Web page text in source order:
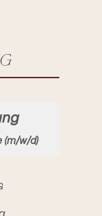
(m/w/d)